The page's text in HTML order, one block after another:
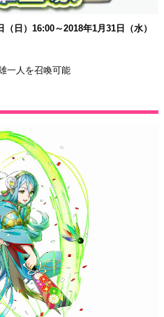
日）16:00～2018年1月31日（水）
一人を召喚可能